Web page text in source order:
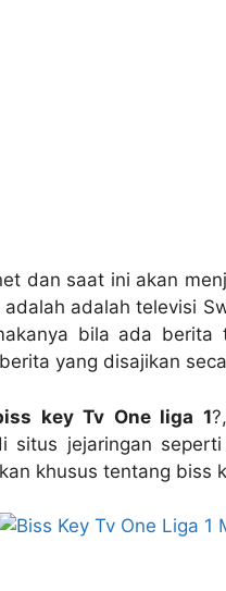
dan saat ini akan
adalah adalah televisi
bila ada berita
yang disajikan
key Tv One liga 1
situs jejaringan
khusus tentang biss